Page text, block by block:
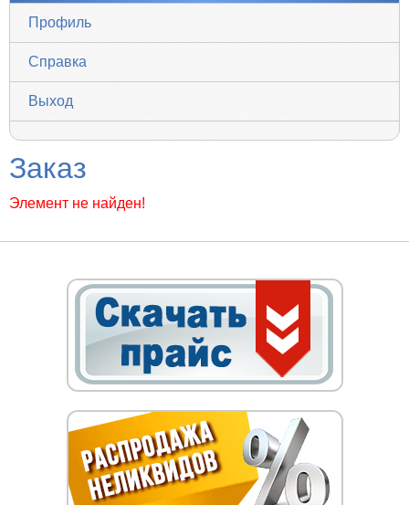
Профиль
Справка
Выход
Заказ
Элемент не найден!